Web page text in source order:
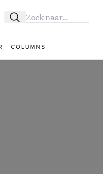
Zoeken
Zoek naar:
COLUMNS